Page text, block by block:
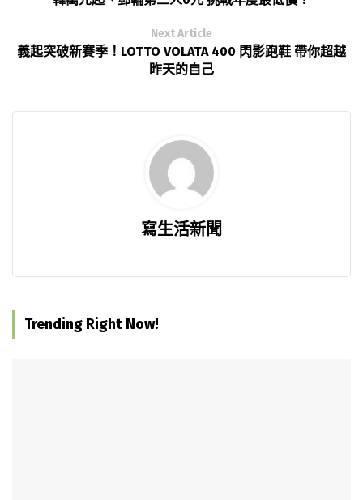
Next Article
義起突破新賽季！LOTTO VOLATA 400 閃影跑鞋 帶你超越
昨天的自己
寫生活新聞
Trending Right Now!